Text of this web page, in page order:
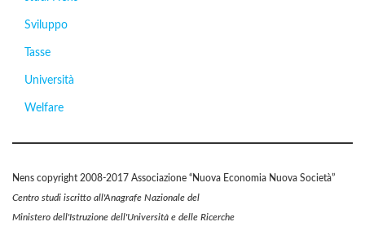
Sviluppo
Tasse
Università
Welfare
Nens copyright 2008-2017 Associazione “Nuova Economia Nuova Società”
Centro studi iscritto all'Anagrafe Nazionale del
Ministero dell'Istruzione dell'Università e delle Ricerche